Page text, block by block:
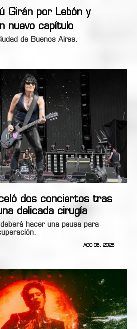
Girán por Lebón y
nuevo capítulo
de Buenos Aires.
dos conciertos tras
delicada cirugía
hacer una pausa para
AGO 06, 2026